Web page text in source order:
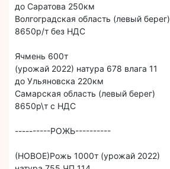
до Саратова 250км
Волгоградская область (левый берег)
8650р/т без НДС
Ячмень 600т
(урожай 2022) натура 678 влага 11
до Ульяновска 220км
Самарская область (левый берег)
8650р\т с НДС
----------РОЖЬ----------
(НОВОЕ)Рожь 1000т (урожай 2022)